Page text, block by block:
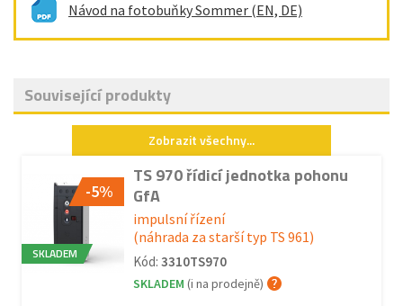
Návod na fotobuňky Sommer (EN, DE)
Související produkty
Zobrazit všechny...
-5%
SKLADEM
TS 970 řídicí jednotka pohonu
GfA
impulsní řízení
(náhrada za starší typ TS 961)
Kód: 3310TS970
SKLADEM (i na prodejně)